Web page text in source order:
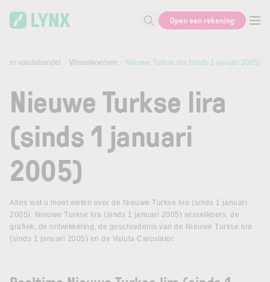
Zoek naar informatie
Open een rekening
en valutahandel Wisselkoersen Nieuwe Turkse lira (sinds 1 januari 2005)
Nieuwe Turkse lira
(sinds 1 januari
2005)
Alles wat u moet weten over de Nieuwe Turkse lira (sinds 1 januari
2005): Nieuwe Turkse lira (sinds 1 januari 2005) wisselkoers, de
grafiek, de ontwikkeling, de geschiedenis van de Nieuwe Turkse lira
(sinds 1 januari 2005) en de Valuta Calculator.